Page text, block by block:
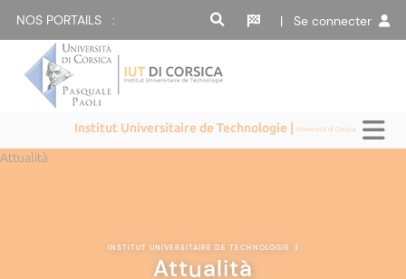
NOS PORTAILS : | Se connecter
Institut Universitaire de Technologie |Università di Corsica
Attualità
INSTITUT UNIVERSITAIRE DE TECHNOLOGIE |
Attualità